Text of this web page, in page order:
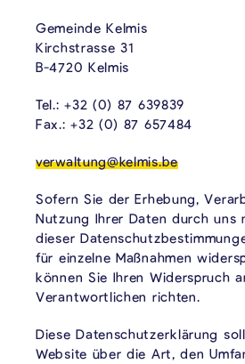
Gemeinde Kelmis
Kirchstrasse 31
B-4720 Kelmis
Tel.: +32 (0) 87 639839
Fax.: +32 (0) 87 657484
verwaltung@kelmis.be
Sofern Sie der Erhebung,
Nutzung Ihrer Daten durch uns
dieser
für einzelne Maßnahmen
können Sie Ihren Widerspruch
Verantwortlichen richten.
Diese Datenschutzerklärung
Website über die Art, den